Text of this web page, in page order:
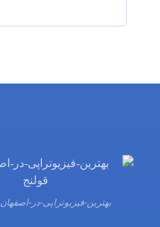
بهترین-فیزیوتراپی-در-اصفهان drgholenj